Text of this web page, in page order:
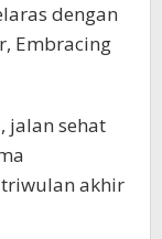
dengan
Embracing
jalan sehat
akhir